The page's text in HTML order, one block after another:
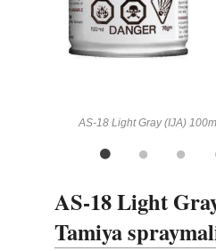
AS-18 Light Gray (IJA)
AS-18 Light
Tamiya